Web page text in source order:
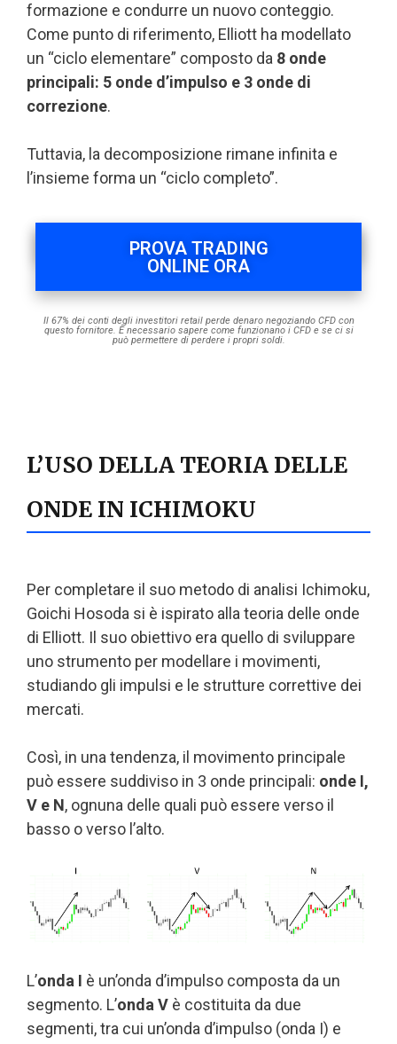
formazione e condurre un nuovo conteggio.
Come punto di riferimento, Elliott ha modellato
un “ciclo elementare” composto da 8 onde
principali: 5 onde d’impulso e 3 onde di
correzione.
Tuttavia, la decomposizione rimane infinita e
l’insieme forma un “ciclo completo”.
PROVA TRADING
ONLINE ORA
Il 67% dei conti degli investitori retail perde denaro negoziando CFD con
questo fornitore. È necessario sapere come funzionano i CFD e se ci si
può permettere di perdere i propri soldi.
L’USO DELLA TEORIA DELLE
ONDE IN ICHIMOKU
Per completare il suo metodo di analisi Ichimoku,
Goichi Hosoda si è ispirato alla teoria delle onde
di Elliott. Il suo obiettivo era quello di sviluppare
uno strumento per modellare i movimenti,
studiando gli impulsi e le strutture correttive dei
mercati.
Così, in una tendenza, il movimento principale
può essere suddiviso in 3 onde principali: onde I,
V e N, ognuna delle quali può essere verso il
basso o verso l’alto.
L’onda I è un’onda d’impulso composta da un
segmento. L’onda V è costituita da due
segmenti, tra cui un’onda d’impulso (onda I) e